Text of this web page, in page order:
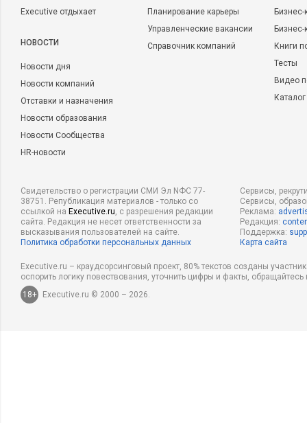
Executive отдыхает
НОВОСТИ
Новости дня
Новости компаний
Отставки и назначения
Новости образования
Новости Сообщества
HR-новости
Планирование карьеры
Управленческие вакансии
Справочник компаний
Бизнес-
Книги
Тесты
Видео
Свидетельство о регистрации СМИ Эл NФС 77-
38751. Републикация материалов - только со
ссылкой на Executive.ru, с разрешения редакции
сайта. Редакция не несет ответственности за
высказывания пользователей на сайте.
Политика обработки персональных данных
Сервисы,
Сервисы,
Реклама:
Редакция:
Поддержка:
Карта сайта
Executive.ru – краудсорсинговый проект, 80% текстов созданы
оспорить логику повествования, уточнить цифры и факты,
18+
Executive.ru © 2000 – 2026.